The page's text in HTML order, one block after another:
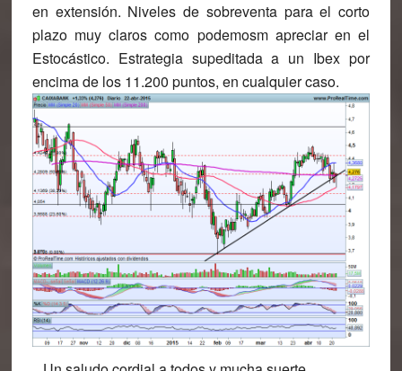
en extensión. Niveles de sobreventa para el corto
plazo muy claros como podemosm apreciar en el
Estocástico. Estrategia supeditada a un Ibex por
encima de los 11.200 puntos, en cualquier caso.